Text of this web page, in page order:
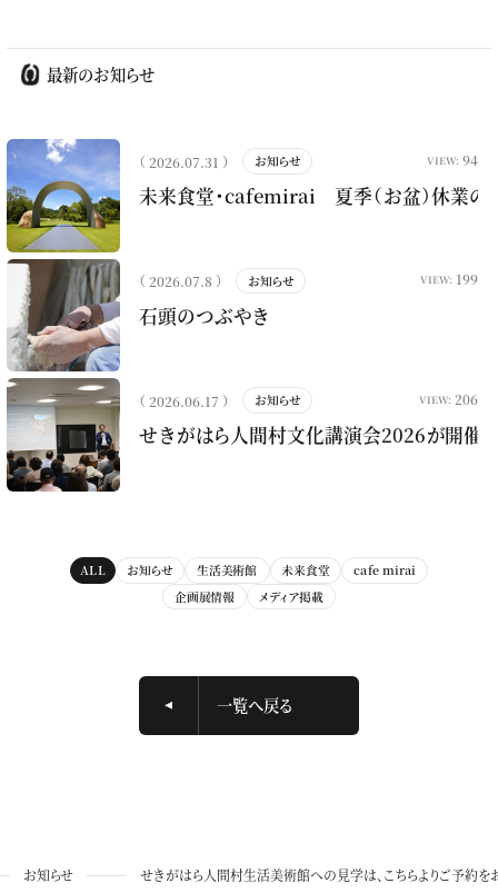
最新のお知らせ
ALL お知らせ 生活美術館 未来食堂
cafe mirai
企画展情報
メディア掲載
（ 2026.07.31 ） お知らせ
未来食堂・cafemirai 夏季（お盆）休業の
VIEW: 94
（ 2026.07.8 ） お知らせ
石頭のつぶやき
VIEW: 199
（ 2026.06.17 ） お知らせ
せきがはら人間村文化講演会2026が開催さ
VIEW: 206
一覧へ戻る
お知らせ せきがはら人間村生活美術館への見学は、こちらよりご予約を